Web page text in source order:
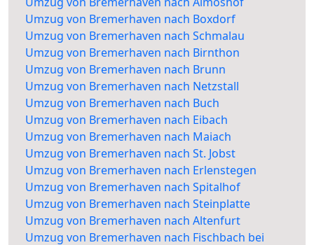
Umzug von Bremerhaven nach Boxdorf
Umzug von Bremerhaven nach Schmalau
Umzug von Bremerhaven nach Birnthon
Umzug von Bremerhaven nach Brunn
Umzug von Bremerhaven nach Netzstall
Umzug von Bremerhaven nach Buch
Umzug von Bremerhaven nach Eibach
Umzug von Bremerhaven nach Maiach
Umzug von Bremerhaven nach St. Jobst
Umzug von Bremerhaven nach Erlenstegen
Umzug von Bremerhaven nach Spitalhof
Umzug von Bremerhaven nach Steinplatte
Umzug von Bremerhaven nach Altenfurt
Umzug von Bremerhaven nach Fischbach bei